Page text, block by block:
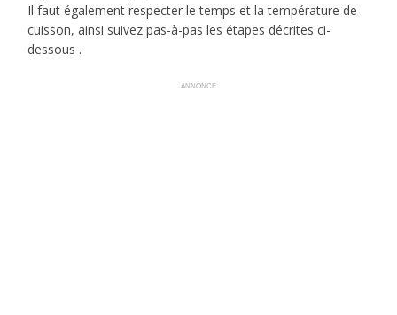
Il faut également respecter le temps et la température de
cuisson, ainsi suivez pas-à-pas les étapes décrites ci-
dessous .
ANNONCE